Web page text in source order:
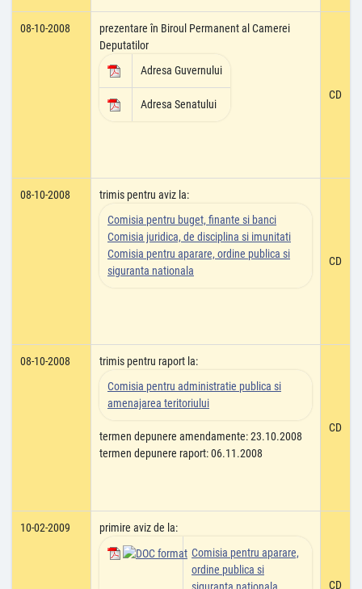
08-10-2008
prezentare în Biroul Permanent al Camerei
Deputatilor
Adresa Guvernului
Adresa Senatului
CD
08-10-2008
trimis pentru aviz la:
Comisia pentru buget, finante si banci
Comisia juridica, de disciplina si imunitati
Comisia pentru aparare, ordine publica si
siguranta nationala
CD
08-10-2008
trimis pentru raport la:
Comisia pentru administratie publica si
amenajarea teritoriului
termen depunere amendamente: 23.10.2008
termen depunere raport: 06.11.2008
CD
10-02-2009
primire aviz de la:
Comisia pentru aparare,
ordine publica si
CD